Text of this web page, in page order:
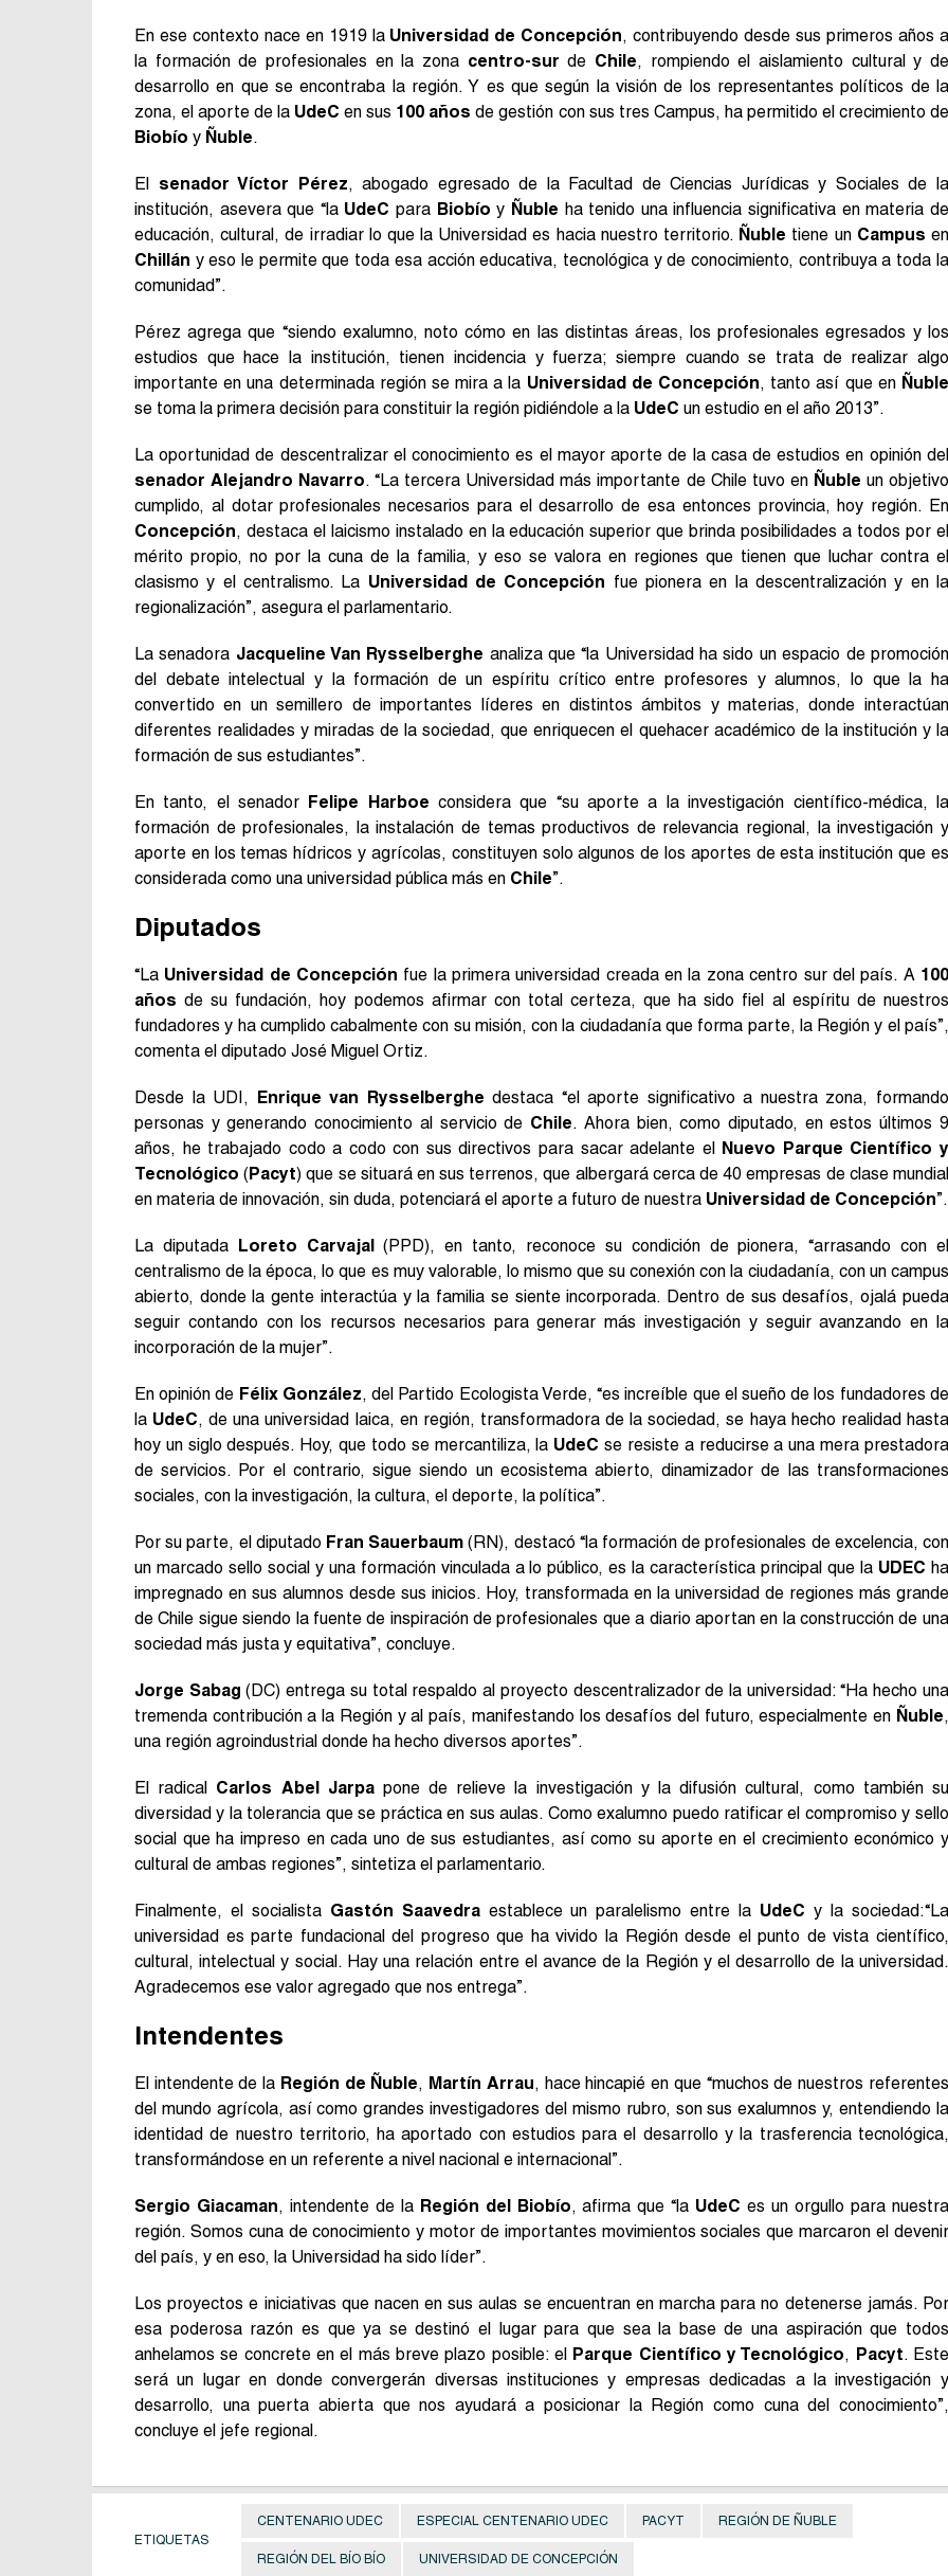
En ese contexto nace en 1919 la Universidad de Concepción, contribuyendo desde sus primeros años a
la formación de profesionales en la zona centro-sur de Chile, rompiendo el aislamiento cultural y de
desarrollo en que se encontraba la región. Y es que según la visión de los representantes políticos de la
zona, el aporte de la UdeC en sus 100 años de gestión con sus tres Campus, ha permitido el crecimiento de
Biobío y Ñuble.
El senador Víctor Pérez, abogado egresado de la Facultad de Ciencias Jurídicas y Sociales de la
institución, asevera que “la UdeC para Biobío y Ñuble ha tenido una influencia significativa en materia de
educación, cultural, de irradiar lo que la Universidad es hacia nuestro territorio. Ñuble tiene un Campus en
Chillán y eso le permite que toda esa acción educativa, tecnológica y de conocimiento, contribuya a toda la
comunidad”.
Pérez agrega que “siendo exalumno, noto cómo en las distintas áreas, los profesionales egresados y los
estudios que hace la institución, tienen incidencia y fuerza; siempre cuando se trata de realizar algo
importante en una determinada región se mira a la Universidad de Concepción, tanto así que en Ñuble
se toma la primera decisión para constituir la región pidiéndole a la UdeC un estudio en el año 2013”.
La oportunidad de descentralizar el conocimiento es el mayor aporte de la casa de estudios en opinión del
senador Alejandro Navarro. “La tercera Universidad más importante de Chile tuvo en Ñuble un objetivo
cumplido, al dotar profesionales necesarios para el desarrollo de esa entonces provincia, hoy región. En
Concepción, destaca el laicismo instalado en la educación superior que brinda posibilidades a todos por el
mérito propio, no por la cuna de la familia, y eso se valora en regiones que tienen que luchar contra el
clasismo y el centralismo. La Universidad de Concepción fue pionera en la descentralización y en la
regionalización”, asegura el parlamentario.
La senadora Jacqueline Van Rysselberghe analiza que “la Universidad ha sido un espacio de promoción
del debate intelectual y la formación de un espíritu crítico entre profesores y alumnos, lo que la ha
convertido en un semillero de importantes líderes en distintos ámbitos y materias, donde interactúan
diferentes realidades y miradas de la sociedad, que enriquecen el quehacer académico de la institución y la
formación de sus estudiantes”.
En tanto, el senador Felipe Harboe considera que “su aporte a la investigación científico-médica, la
formación de profesionales, la instalación de temas productivos de relevancia regional, la investigación y
aporte en los temas hídricos y agrícolas, constituyen solo algunos de los aportes de esta institución que es
considerada como una universidad pública más en Chile”.
Diputados
“La Universidad de Concepción fue la primera universidad creada en la zona centro sur del país. A 100
años de su fundación, hoy podemos afirmar con total certeza, que ha sido fiel al espíritu de nuestros
fundadores y ha cumplido cabalmente con su misión, con la ciudadanía que forma parte, la Región y el país”,
comenta el diputado José Miguel Ortiz.
Desde la UDI, Enrique van Rysselberghe destaca “el aporte significativo a nuestra zona, formando
personas y generando conocimiento al servicio de Chile. Ahora bien, como diputado, en estos últimos 9
años, he trabajado codo a codo con sus directivos para sacar adelante el Nuevo Parque Científico y
Tecnológico (Pacyt) que se situará en sus terrenos, que albergará cerca de 40 empresas de clase mundial
en materia de innovación, sin duda, potenciará el aporte a futuro de nuestra Universidad de Concepción”.
La diputada Loreto Carvajal(PPD), en tanto, reconoce su condición de pionera, “arrasando con el
centralismo de la época, lo que es muy valorable, lo mismo que su conexión con la ciudadanía, con un campus
abierto, donde la gente interactúa y la familia se siente incorporada. Dentro de sus desafíos, ojalá pueda
seguir contando con los recursos necesarios para generar más investigación y seguir avanzando en la
incorporación de la mujer”.
En opinión de Félix González, del Partido Ecologista Verde, “es increíble que el sueño de los fundadores de
la UdeC, de una universidad laica, en región, transformadora de la sociedad, se haya hecho realidad hasta
hoy un siglo después. Hoy, que todo se mercantiliza, la UdeC se resiste a reducirse a una mera prestadora
de servicios. Por el contrario, sigue siendo un ecosistema abierto, dinamizador de las transformaciones
sociales, con la investigación, la cultura, el deporte, la política”.
Por su parte, el diputado Fran Sauerbaum (RN), destacó “la formación de profesionales de excelencia, con
un marcado sello social y una formación vinculada a lo público, es la característica principal que la UDEC ha
impregnado en sus alumnos desde sus inicios. Hoy, transformada en la universidad de regiones más grande
de Chile sigue siendo la fuente de inspiración de profesionales que a diario aportan en la construcción de una
sociedad más justa y equitativa”, concluye.
Jorge Sabag (DC) entrega su total respaldo al proyecto descentralizador de la universidad: “Ha hecho una
tremenda contribución a la Región y al país, manifestando los desafíos del futuro, especialmente en Ñuble,
una región agroindustrial donde ha hecho diversos aportes”.
El radical Carlos Abel Jarpapone de relieve la investigación y la difusión cultural, como también su
diversidad y la tolerancia que se práctica en sus aulas. Como exalumno puedo ratificar el compromiso y sello
social que ha impreso en cada uno de sus estudiantes, así como su aporte en el crecimiento económico y
cultural de ambas regiones”, sintetiza el parlamentario.
Finalmente, el socialista Gastón Saavedraestablece un paralelismo entre la UdeC y la sociedad:“La
universidad es parte fundacional del progreso que ha vivido la Región desde el punto de vista científico,
cultural, intelectual y social. Hay una relación entre el avance de la Región y el desarrollo de la universidad.
Agradecemos ese valor agregado que nos entrega”.
Intendentes
El intendente de la Región de Ñuble, Martín Arrau, hace hincapié en que “muchos de nuestros referentes
del mundo agrícola, así como grandes investigadores del mismo rubro, son sus exalumnos y, entendiendo la
identidad de nuestro territorio, ha aportado con estudios para el desarrollo y la trasferencia tecnológica,
transformándose en un referente a nivel nacional e internacional”.
Sergio Giacaman, intendente de la Región del Biobío, afirma que “la UdeC es un orgullo para nuestra
región. Somos cuna de conocimiento y motor de importantes movimientos sociales que marcaron el devenir
del país, y en eso, la Universidad ha sido líder”.
Los proyectos e iniciativas que nacen en sus aulas se encuentran en marcha para no detenerse jamás. Por
esa poderosa razón es que ya se destinó el lugar para que sea la base de una aspiración que todos
anhelamos se concrete en el más breve plazo posible: el Parque Científico y Tecnológico, Pacyt. Este
será un lugar en donde convergerán diversas instituciones y empresas dedicadas a la investigación y
desarrollo, una puerta abierta que nos ayudará a posicionar la Región como cuna del conocimiento”,
concluye el jefe regional.
ETIQUETAS
CENTENARIO UDEC ESPECIAL CENTENARIO UDEC PACYT REGIÓN DE ÑUBLE
REGIÓN DEL BÍO BÍO UNIVERSIDAD DE CONCEPCIÓN